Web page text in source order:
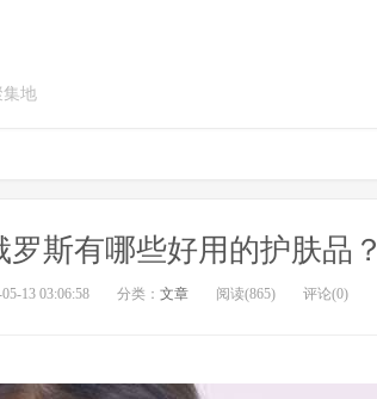
集地
罗斯有哪些好用的护肤品？
13 03:06:58 分类： 文章 阅读(865) 评论(0)